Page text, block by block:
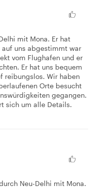
mit Mona. Er hat
uns abgestimmt war
vom Flughafen und er
Er hat uns bequem
reibungslos. Wir haben
Orte besucht
gegangen.
sich um alle Details.
Neu-Delhi mit Mona.